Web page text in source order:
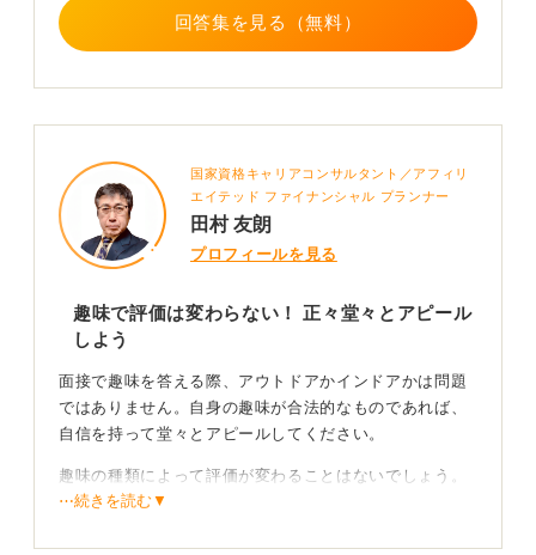
が求められる御社の業務でも役立つと考えています」と
伝えることができます。
ケーションの大切さも実感しています。これらの経験
は、御社のプロジェクト業務でも生かせると考えていま
す」といった表現ができます。
面接官は、あなたの趣味から見える人柄や姿勢、学びに
験を、自信を持って伝えるようにしましょう。
回答集を見る（無料）
国家資格キャリアコンサルタント／アフィリ
エイテッド ファイナンシャル プランナー
田村 友朗
プロフィールを見る
趣味で評価は変わらない！ 正々堂々とアピール
しよう
面接で趣味を答える際、アウトドアかインドアかは問題
ではありません。自身の趣味が合法的なものであれば、
自信を持って堂々とアピールしてください。
趣味の種類によって評価が変わることはないでしょう。
⋯続きを読む▼